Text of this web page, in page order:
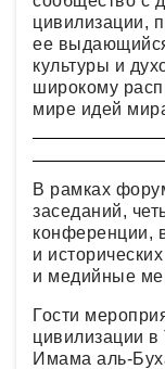
цивилизации,
ее
культуры и
широкому
мире идей
В рамках
заседаний,
конференции,
и
и медийные
Гости
цивилизации
Имама аль-